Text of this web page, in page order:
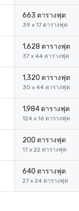
663 ตารางฟุต
39 x 17 ตารางฟุต
1,628 ตารางฟุต
37 x 44 ตารางฟุต
1,320 ตารางฟุต
30 x 44 ตารางฟุต
1,984 ตารางฟุต
124 x 16 ตารางฟุต
200 ตารางฟุต
17 x 22 ตารางฟุต
640 ตารางฟุต
27 x 24 ตารางฟุต